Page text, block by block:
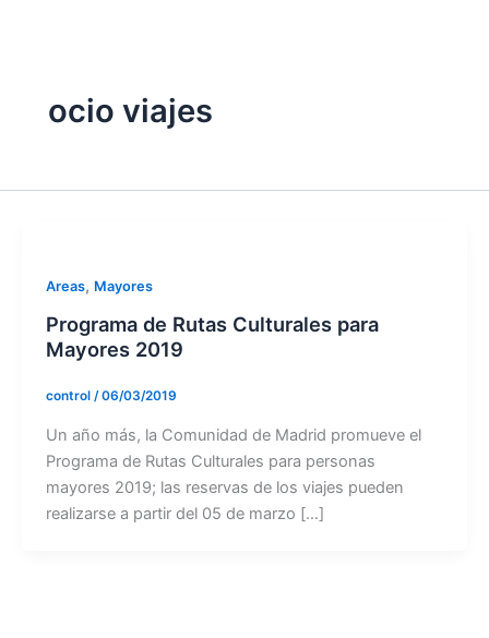
ocio viajes
Areas, Mayores
Programa de Rutas Culturales para
Mayores 2019
control /06/03/2019
Un año más, la Comunidad de Madrid promueve el
Programa de Rutas Culturales para personas
mayores 2019; las reservas de los viajes pueden
realizarse a partir del 05 de marzo […]